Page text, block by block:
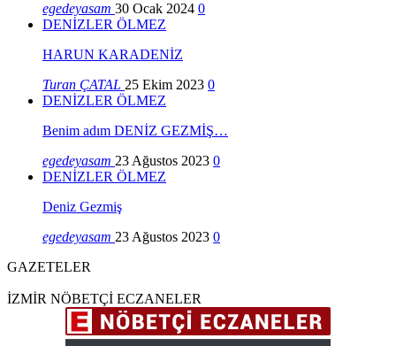
egedeyasam 30 Ocak 2024 0
DENİZLER ÖLMEZ
HARUN KARADENİZ
Turan ÇATAL 25 Ekim 2023 0
DENİZLER ÖLMEZ
Benim adım DENİZ GEZMİŞ…
egedeyasam 23 Ağustos 2023 0
DENİZLER ÖLMEZ
Deniz Gezmiş
egedeyasam 23 Ağustos 2023 0
GAZETELER
İZMİR NÖBETÇİ ECZANELER